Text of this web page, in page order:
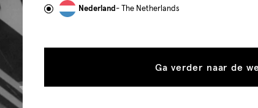
Nederland- The Netherlands
Ga verder naar de